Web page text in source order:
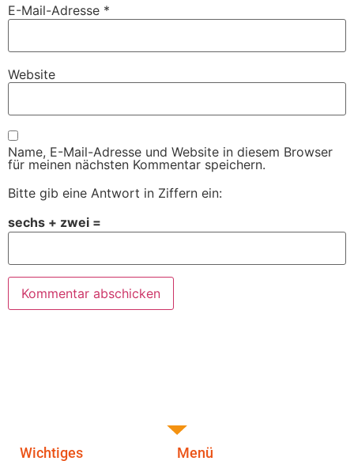
E-Mail-Adresse *
Website
Name, E-Mail-Adresse und Website in diesem Browser
für meinen nächsten Kommentar speichern.
Bitte gib eine Antwort in Ziffern ein:
sechs + zwei =
Wichtiges Menü